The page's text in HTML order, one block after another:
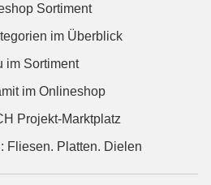
Sortiment
im Überblick
im Sortiment
im Onlineshop
Projekt-Marktplatz
Fliesen. Platten. Dielen